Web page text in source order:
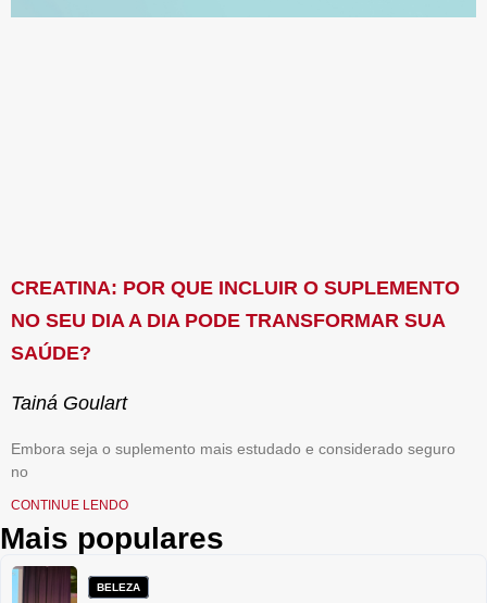
CREATINA: POR QUE INCLUIR O SUPLEMENTO
NO SEU DIA A DIA PODE TRANSFORMAR SUA
SAÚDE?
Tainá Goulart
Embora seja o suplemento mais estudado e considerado seguro
no
CONTINUE LENDO
Mais populares
BELEZA